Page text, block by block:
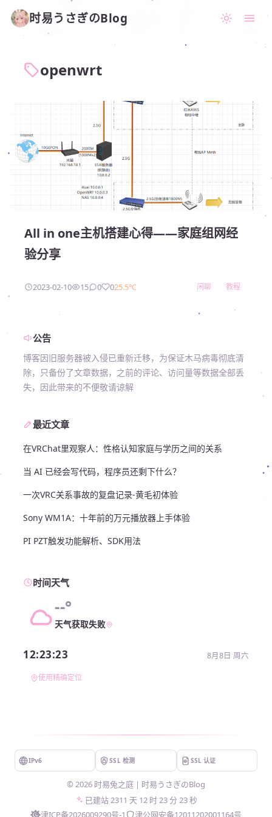
时易うさぎのBlog
openwrt
All in one主机搭建心得——家庭组网经
验分享
2023-02-10 15 0 025.5℃ 闲聊 教程
公告
博客因旧服务器被入侵已重新迁移，为保证木马病毒彻底清
除，只备份了文章数据，之前的评论、访问量等数据全部丢
失，因此带来的不便敬请谅解
最近文章
在VRChat里观察人：性格认知家庭与学历之间的关系
当 AI 已经会写代码，程序员还剩下什么？
一次VRC关系事故的复盘记录-黄毛初体验
Sony WM1A：十年前的万元播放器上手体验
PI PZT触发功能解析、SDK用法
时间天气
--°
天气获取失败
12:23:23 8月8日 周六
使用精确定位
IPv6 SSL 检测 SSL 认证
© 2026 时易兔之庭 | 时易うさぎのBlog
已建站2311 天 12 时 23 分 23 秒
津ICP备2026009290号-1
津公网安备12011202001164号